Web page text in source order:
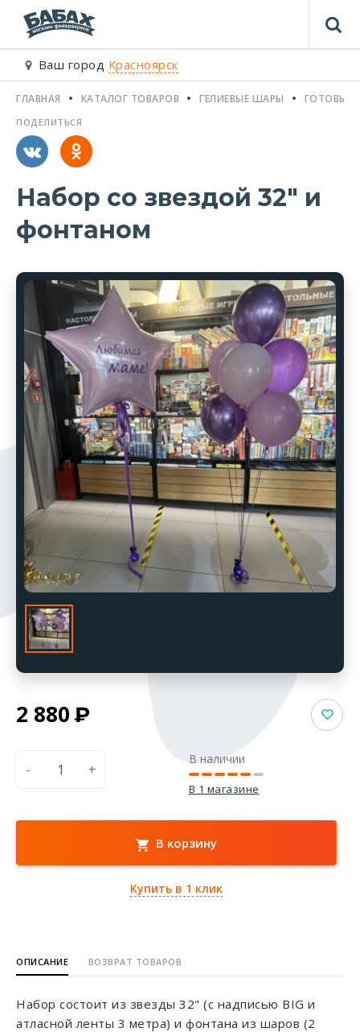
Ваш город Красноярск
ГЛАВНАЯ КАТАЛОГ ТОВАРОВ ГЕЛИЕВЫЕ ШАРЫ ГОТОВЫЕ
Набор со звездой 32" и
фонтаном
ПОДЕЛИТЬСЯ
2 880
- +
В наличии
В 1 магазине
В корзину
Купить в 1 клик
ОПИСАНИЕ ВОЗВРАТ ТОВАРОВ
Набор состоит из звезды 32" (с надписью BIG и
атласной ленты 3 метра) и фонтана из шаров (2